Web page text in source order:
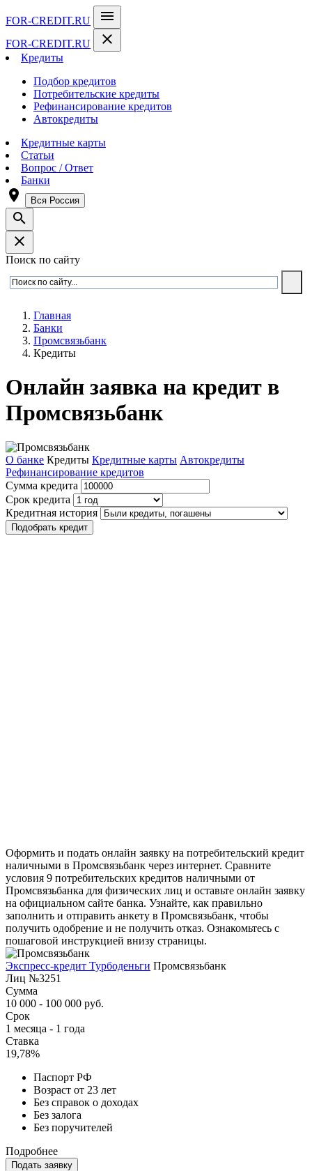
FOR-CREDIT.RU menu
FOR-CREDIT.RU close
Кредиты
Подбор кредитов
Потребительские кредиты
Рефинансирование кредитов
Автокредиты
Кредитные карты
Статьи
Вопрос / Ответ
Банки
room Вся Россия
search
close
Поиск по сайту
Главная
Банки
Промсвязьбанк
Кредиты
Онлайн заявка на кредит в
Промсвязьбанк
О банке Кредиты Кредитные карты Автокредиты
Рефинансирование кредитов
Сумма кредита
Срок кредита
Кредитная история
Подобрать кредит
Оформить и подать онлайн заявку на потребительский кредит
наличными в Промсвязьбанк через интернет. Сравните
условия 9 потребительских кредитов наличными от
Промсвязьбанка для физических лиц и оставьте онлайн заявку
на официальном сайте банка. Узнайте, как правильно
заполнить и отправить анкету в Промсвязьбанк, чтобы
получить одобрение и не получить отказ. Ознакомьтесь с
пошаговой инструкцией внизу страницы.
Экспресс-кредит Турбоденьги Промсвязьбанк
Лиц №3251
Сумма
10 000 - 100 000 руб.
Срок
1 месяца - 1 года
Ставка
19,78%
Паспорт РФ
Возраст от 23 лет
Без справок о доходах
Без залога
Без поручителей
Подробнее
Подать заявку